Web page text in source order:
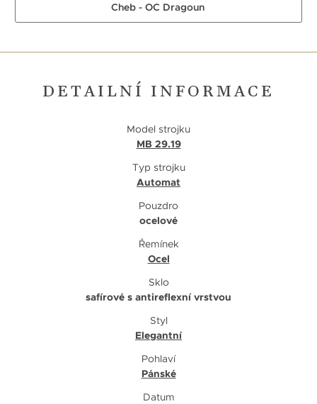
Cheb - OC Dragoun
DETAILNÍ INFORMACE
Model strojku
MB 29.19
Typ strojku
Automat
Pouzdro
ocelové
Řemínek
Ocel
Sklo
safírové s antireflexní vrstvou
Styl
Elegantní
Pohlaví
Pánské
Datum